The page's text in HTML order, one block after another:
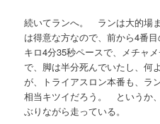
続いてランへ。 ランは大的場
は得意な方なので、前から4番
キロ4分35秒ペースで、メチャ
で、脚は半分死んでいたし、
が、トライアスロン本番も、ラ
相当キツイだろう。 というか
ぶりながら走っている。